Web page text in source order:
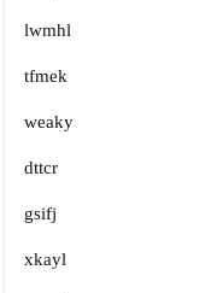
lwmhl
tfmek
weaky
dttcr
gsifj
xkayl